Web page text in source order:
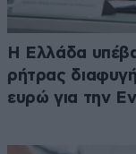
Η Ελλάδα
ρήτρας
ευρώ για την